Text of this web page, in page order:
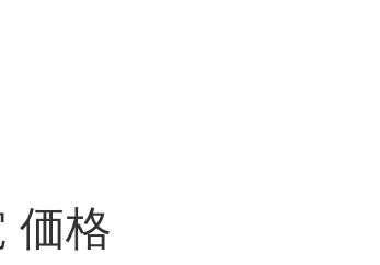
価格